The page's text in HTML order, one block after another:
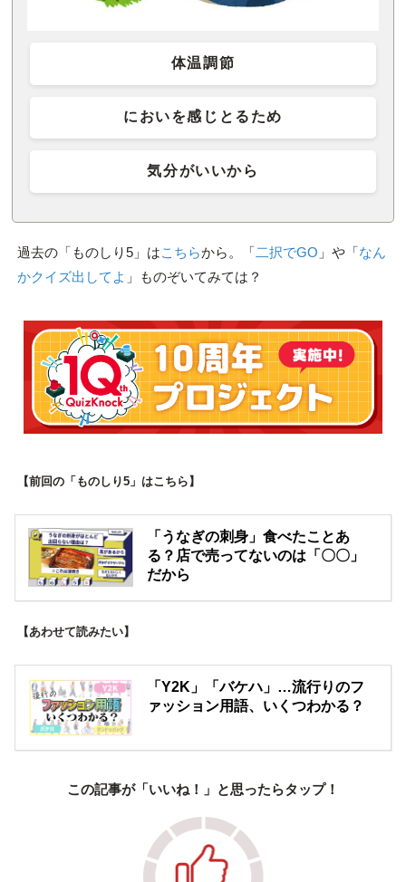
体温調節
においを感じとるため
気分がいいから
過去の「ものしり5」はこちらから。「二択でGO 」や「なん
かクイズ出してよ 」ものぞいてみては？
【前回の「ものしり5」はこちら】
「うなぎの刺身」食べたことあ
る？店で売ってないのは「〇〇」
だから
【あわせて読みたい】
「Y2K」「バケハ」…流行りのフ
ァッション用語、いくつわかる？
この記事が「いいね！」と思ったらタップ！